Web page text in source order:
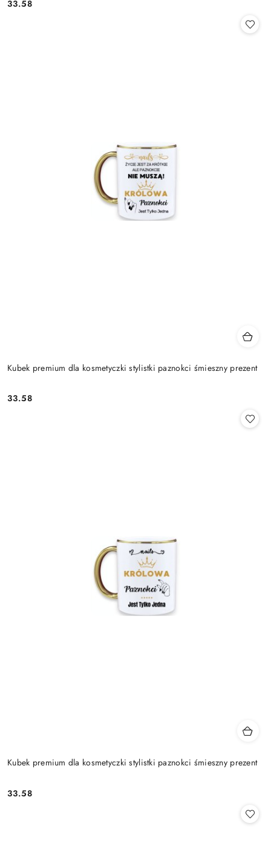
Cena:
33.58
Kubek premium dla kosmetyczki stylistki paznokci śmieszny prezent
Cena:
33.58
Kubek premium dla kosmetyczki stylistki paznokci śmieszny prezent
Cena:
33.58